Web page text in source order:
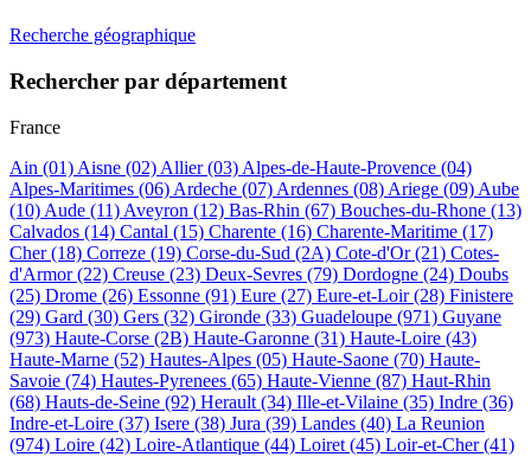
Recherche géographique
Rechercher par département
France
Ain (01) Aisne (02) Allier(03) Alpes-de-Haute-Provence (04)
Alpes-Maritimes (06) Ardeche (07) Ardennes (08) Ariege (09) Aube
(10) Aude (11) Aveyron (12) Bas-Rhin (67) Bouches-du-Rhone (13)
Calvados (14) Cantal (15) Charente (16) Charente-Maritime (17)
Cher(18) Correze (19) Corse-du-Sud (2A) Cote-d'Or(21) Cotes-
d'Armor(22) Creuse (23) Deux-Sevres (79) Dordogne (24) Doubs
(25) Drome (26) Essonne (91) Eure (27) Eure-et-Loir(28) Finistere
(29) Gard (30) Gers (32) Gironde (33) Guadeloupe (971) Guyane
(973) Haute-Corse (2B) Haute-Garonne (31) Haute-Loire (43)
Haute-Marne (52) Hautes-Alpes (05) Haute-Saone (70) Haute-
Savoie (74) Hautes-Pyrenees (65) Haute-Vienne (87) Haut-Rhin
(68) Hauts-de-Seine (92) Herault (34) Ille-et-Vilaine (35) Indre (36)
Indre-et-Loire (37) Isere (38) Jura (39) Landes (40) La Reunion
(974) Loire (42) Loire-Atlantique (44) Loiret (45) Loir-et-Cher(41)